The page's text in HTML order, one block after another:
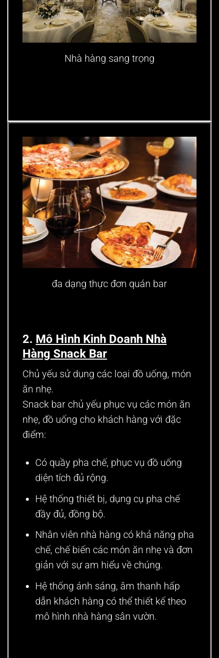
Nhà hàng sang trọng
đa dạng thực đơn quán bar
2. Mô Hình Kinh Doanh Nhà
Hàng Snack Bar
Chủ yếu sử dụng các loại đồ uống, món
ăn nhẹ.
Snack bar chủ yếu phục vụ các món ăn
nhẹ, đồ uống cho khách hàng với đặc
điểm:
Có quầy pha chế, phục vụ đồ uống
diện tích đủ rộng.
Hệ thống thiết bị, dụng cụ pha chế
đầy đủ, đồng bộ.
Nhân viên nhà hàng có khả năng pha
chế, chế biến các món ăn nhẹ và đơn
giản với sự am hiểu về chúng.
Hệ thống ánh sáng, âm thanh hấp
dẫn khách hàng có thể thiết kế theo
mô hình nhà hàng sân vườn.